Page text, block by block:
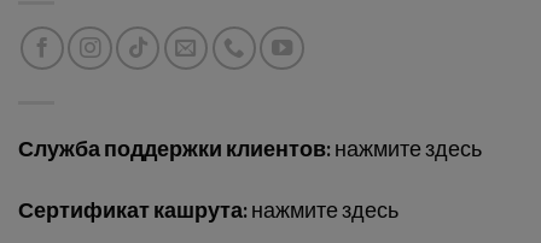
Служба поддержки клиентов:нажмите здесь
Сертификат кашрута:нажмите здесь